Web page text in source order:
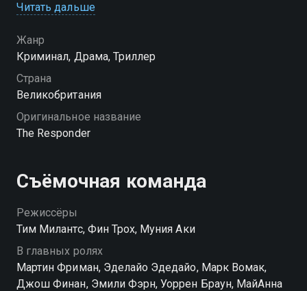
вызовы вы можете совершенно бесплатно в
хорошем HD качестве на Смотрёшке
Читать дальше
Жанр
Криминал, Драма, Триллер
Страна
Великобритания
Оригинальное название
The Responder
Съёмочная команда
Режиссёры
Тим Милантс, Фин Трох, Муния Аки
В главных ролях
Мартин Фриман, Эделайо Эдедайо, Марк Вомак,
Джош Финан, Эмили Фэрн, Уоррен Браун, МайАнна